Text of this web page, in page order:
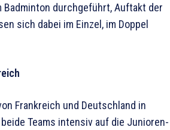
durchgeführt, Auftakt der
sich dabei im Einzel, im Doppel
Frankreich und Deutschland in
Teams intensiv auf die Junioren-